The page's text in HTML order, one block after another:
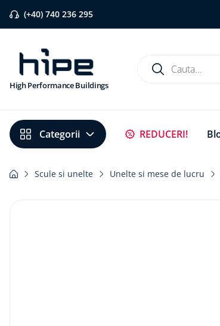
(+40) 740 236 295
High Performance Buildings
1.
banda
3
pervaz
diblu cap
REDUCERI!
Scule si unelte Unelte si mese de lucru